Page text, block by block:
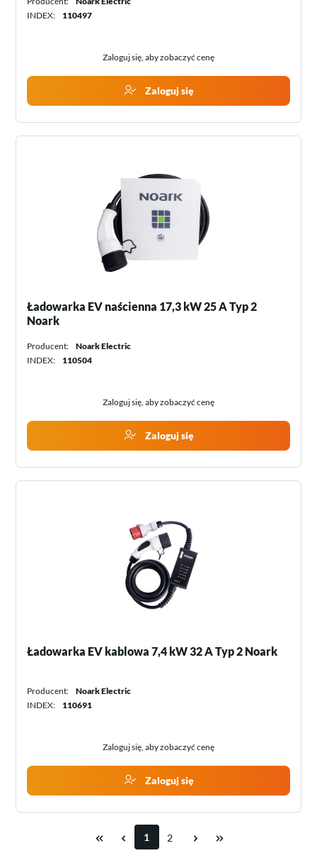
INDEX:
110497
Zaloguj się, aby zobaczyć cenę
Zaloguj się
Ładowarka EV naścienna 17,3 kW 25 A Typ 2
Noark
Producent:
Noark Electric
INDEX:
110504
Zaloguj się, aby zobaczyć cenę
Zaloguj się
Ładowarka EV kablowa 7,4 kW 32 A Typ 2 Noark
Producent:
Noark Electric
INDEX:
110691
Zaloguj się, aby zobaczyć cenę
Zaloguj się
1 2